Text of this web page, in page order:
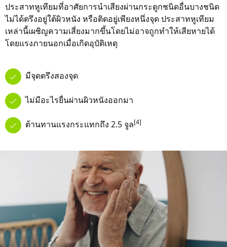
ประสาทหูเทียมที่อาศัยการนำเสียงผ่านกระดูกชนิดอื่นบางชนิด
ไม่ได้ตรึงอยู่ใต้ผิวหนัง หรือติดอยู่เพียงหนึ่งจุด ประสาทหูเทียม
เหล่านี้เผชิญความเสี่ยงมากขึ้นโดยไม่อาจถูกทำให้เสียหายได้
โดยแรงภายนอกเมื่อเกิดอุบัติเหตุ
มีจุดตรึงสองจุด
ไม่มีอะไรยื่นผ่านผิวหนังออกมา
ต้านทานแรงกระแทกถึง 2.5 จูล[4]